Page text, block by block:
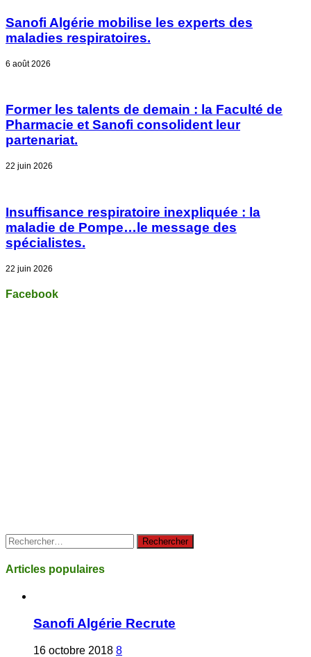
Sanofi Algérie mobilise les experts des
maladies respiratoires.
6 août 2026
Former les talents de demain : la Faculté de
Pharmacie et Sanofi consolident leur
partenariat.
22 juin 2026
Insuffisance respiratoire inexpliquée : la
maladie de Pompe…le message des
spécialistes.
22 juin 2026
Facebook
Rechercher :
Articles populaires
Sanofi Algérie Recrute
16 octobre 2018 8